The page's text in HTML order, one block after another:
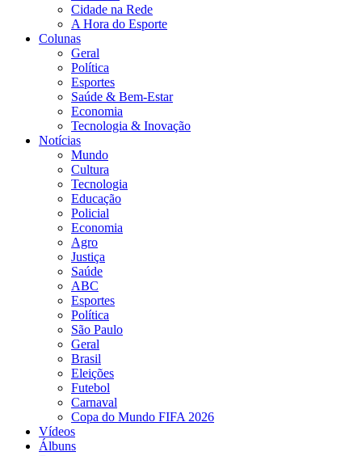
Cidade na Rede
A Hora do Esporte
Colunas
Geral
Política
Esportes
Saúde & Bem-Estar
Economia
Tecnologia & Inovação
Notícias
Mundo
Cultura
Tecnologia
Educação
Policial
Economia
Agro
Justiça
Saúde
ABC
Esportes
Política
São Paulo
Geral
Brasil
Eleições
Futebol
Carnaval
Copa do Mundo FIFA 2026
Vídeos
Álbuns